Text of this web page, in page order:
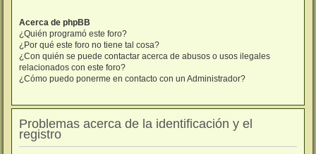
Acerca de phpBB
¿Quién programó este foro?
¿Por qué este foro no tiene tal cosa?
¿Con quién se puede contactar acerca de abusos o usos ilegales
relacionados con este foro?
¿Cómo puedo ponerme en contacto con un Administrador?
Problemas acerca de la identificación y el
registro